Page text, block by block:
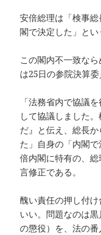
安倍総理は「検事
閣で決定した」とい
この閣内不一致な
は25日の参院決算委
「法務省内で協議
して協議しました
だ』と伝え、総長
た」自身の「内閣
倍内閣に特有の、
言修正である。
醜い責任の押し付
いい。問題なのは
の懲役）を、法の